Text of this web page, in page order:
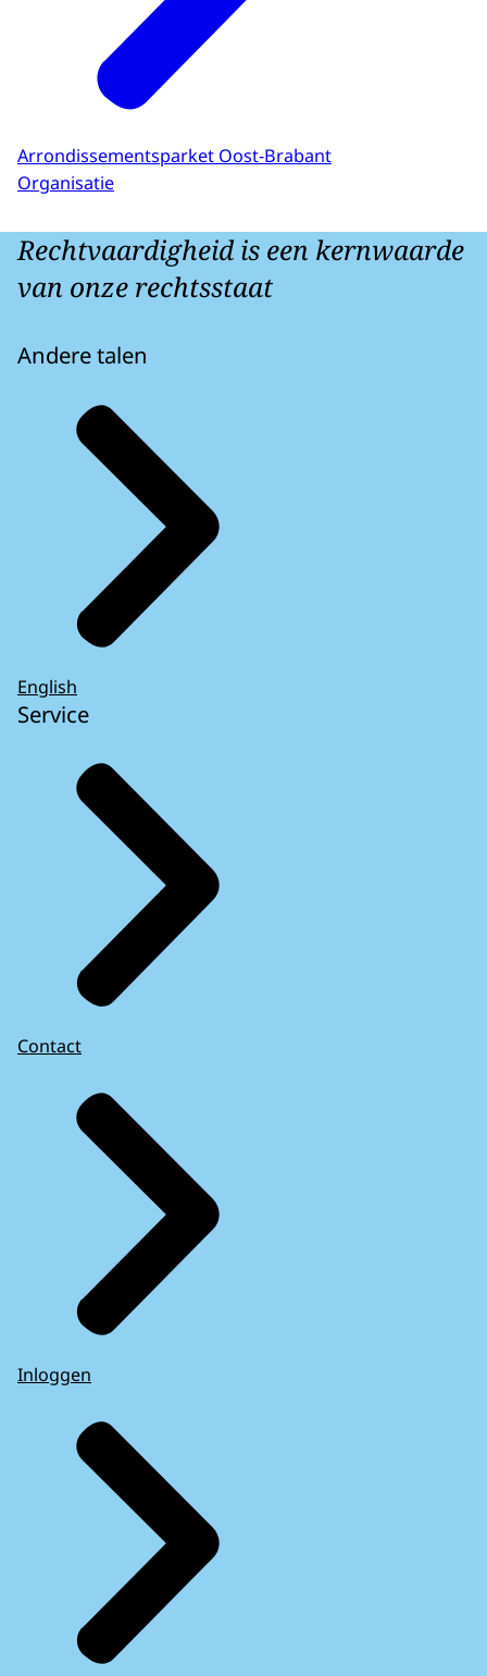
Arrondissementsparket Oost-Brabant
Organisatie
Rechtvaardigheid is een kernwaarde
van onze rechtsstaat
Andere talen
English
Service
Contact
Inloggen